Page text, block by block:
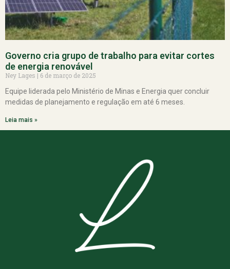
Governo cria grupo de trabalho para evitar cortes
de energia renovável
Ney Lages
6 de março de 2025
Equipe liderada pelo Ministério de Minas e Energia quer concluir
medidas de planejamento e regulação em até 6 meses.
Leia mais »